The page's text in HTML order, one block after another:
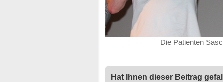
Die Patienten
Hat Ihnen dieser Beitrag